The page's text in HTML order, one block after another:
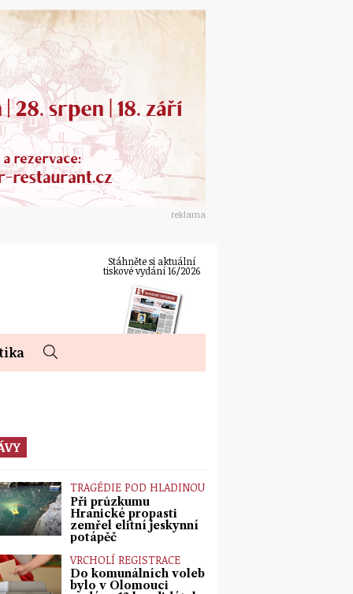
reklama
Stáhněte si aktuální
tiskové vydání 16/2026
TRAGÉDIE POD HLADINOU
Při průzkumu
Hranické propasti
zemřel elitní jeskynní
potápěč
VRCHOLÍ REGISTRACE
Do komunálních voleb
bylo v Olomouci